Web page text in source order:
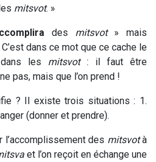
mitsvot. »
des mitsvot» mais
dans ce mot que ce cache le
les mitsvot : il faut être
pas, mais que l’on prend !
? Il existe trois situations : 1.
(donner et prendre).
des mitsvotà
et l’on reçoit en échange une